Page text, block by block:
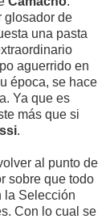
glosador de
una pasta
aguerrido en
época, se hace
Ya que es
más que si
.
al punto de
sobre que todo
la Selección
Con lo cual se